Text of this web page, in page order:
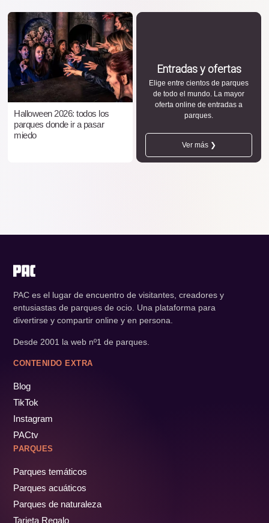
Halloween 2026: todos los
parques donde ir a pasar
miedo
Entradas y ofertas
Elige entre cientos de parques
de todo el mundo. La mayor
oferta online de entradas a
parques.
Ver más ❯
PAC es el lugar de encuentro de visitantes, creadores y
entusiastas de parques de ocio. Una plataforma para
divertirse y compartir online y en persona.
Desde 2001 la web nº1 de parques.
CONTENIDO EXTRA
Blog
TikTok
Instagram
PACtv
PARQUES
Parques temáticos
Parques acuáticos
Parques de naturaleza
Tarjeta Regalo